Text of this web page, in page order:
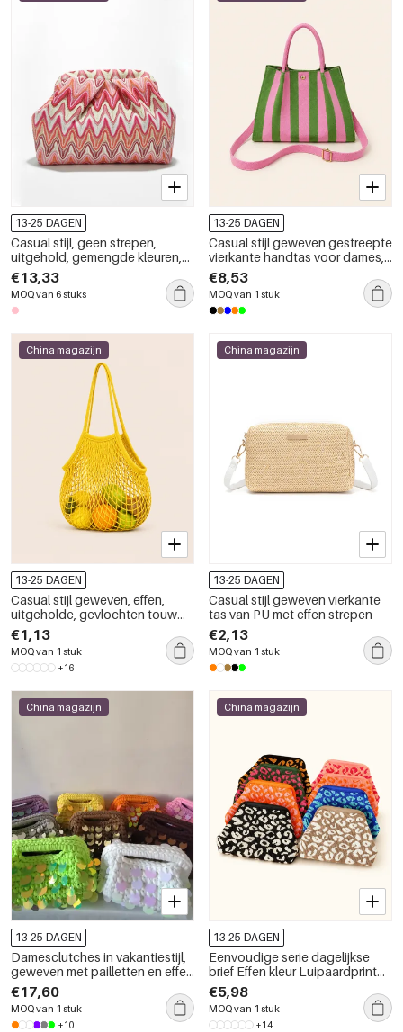
13-25 DAGEN
Casual stijl, geen strepen,
uitgehold, gemengde kleuren,
polyester, vierkante damestas
€13,33
MOQ van 6 stuks
13-25 DAGEN
Casual stijl geweven gestreepte
vierkante handtas voor dames,
gemaakt van polyester in
diverse kleuren.
€8,53
MOQ van 1 stuk
China magazijn
13-25 DAGEN
Casual stijl geweven, effen,
uitgeholde, gevlochten touw
damestas
€1,13
MOQ van 1 stuk
+16
China magazijn
13-25 DAGEN
Casual stijl geweven vierkante
tas van PU met effen strepen
€2,13
MOQ van 1 stuk
China magazijn
13-25 DAGEN
Damesclutches in vakantiestijl,
geweven met pailletten en effen
garen.
€17,60
MOQ van 1 stuk
+10
China magazijn
13-25 DAGEN
Eenvoudige serie dagelijkse
brief Effen kleur Luipaardprint
Streep Geruit Uitgehold
Gemengde kleuren Geweven
elastische clutches
€5,98
MOQ van 1 stuk
+14